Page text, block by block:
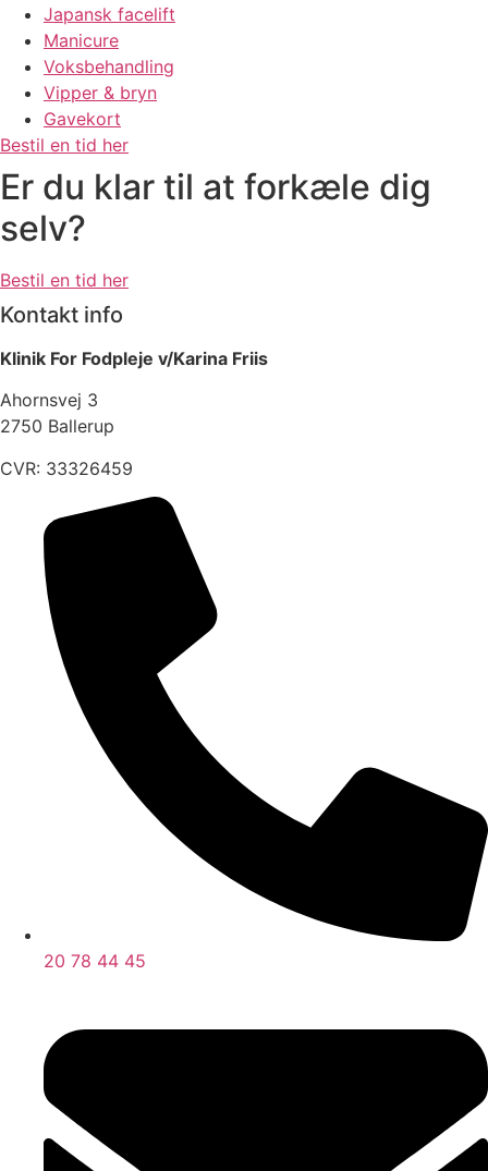
Japansk facelift
Manicure
Voksbehandling
Vipper & bryn
Gavekort
Bestil en tid her
Er du klar til at forkæle dig
selv?
Bestil en tid her
Kontakt info
Klinik For Fodpleje v/Karina Friis
Ahornsvej 3
2750 Ballerup
CVR: 33326459
20 78 44 45